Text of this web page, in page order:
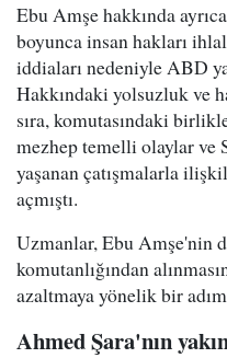
Ebu Amşe hakkında
boyunca insan hakları
iddiaları nedeniyle ABD
Hakkındaki yolsuzluk ve
sıra, komutasındaki
mezhep temelli olaylar ve
yaşanan çatışmalarla
açmıştı.
Uzmanlar, Ebu Amşe'nin
komutanlığından
azaltmaya yönelik bir
Ahmed Şara'nın